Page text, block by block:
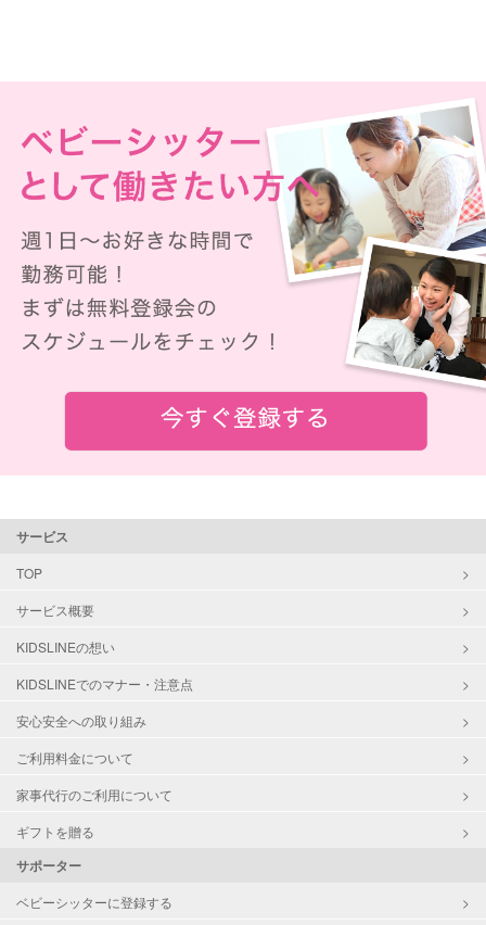
サービス
TOP
サービス概要
KIDSLINEの想い
KIDSLINEでのマナー・注意点
安心安全への取り組み
ご利用料金について
家事代行のご利用について
ギフトを贈る
サポーター
ベビーシッターに登録する